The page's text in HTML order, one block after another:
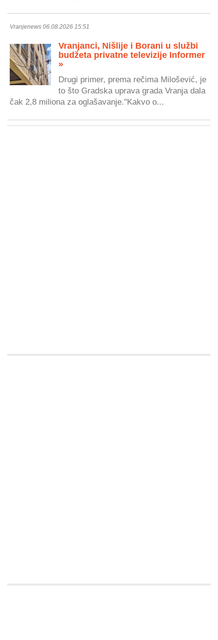
Vranjenews 06.08.2026 15:51
Vranjanci, Nišlije i Borani u službi
budžeta privatne televizije Informer
»
Drugi primer, prema rečima Milošević, je
to što Gradska uprava grada Vranja dala
čak 2,8 miliona za oglašavanje."Kakvo o...